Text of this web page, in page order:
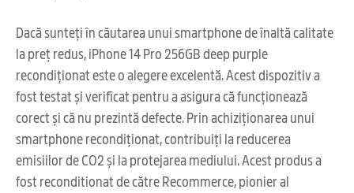
Dacă sunteți în căutarea unui smartphone de înaltă calitate
la preț redus, iPhone 14 Pro 256GB deep purple
recondiționat este o alegere excelentă. Acest dispozitiv a
fost testat și verificat pentru a asigura că funcționează
corect și că nu prezintă defecte. Prin achiziționarea unui
smartphone recondiționat, contribuiți la reducerea
emisiilor de CO2 și la protejarea mediului. Acest produs a
fost reconditionat de către Recommerce, pionier al